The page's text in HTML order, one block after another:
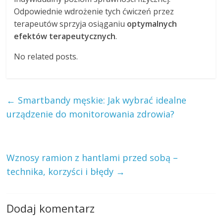
Odpowiednie wdrożenie tych ćwiczeń przez
terapeutów sprzyja osiąganiu optymalnych
efektów terapeutycznych.
No related posts.
← Smartbandy męskie: Jak wybrać idealne
urządzenie do monitorowania zdrowia?
Wznosy ramion z hantlami przed sobą –
technika, korzyści i błędy →
Dodaj komentarz